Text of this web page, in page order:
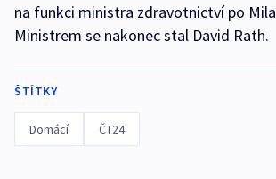
na funkci ministra zdravotnictví po
Ministrem se nakonec stal David Rath.
ŠTÍTKY
Domácí ČT24